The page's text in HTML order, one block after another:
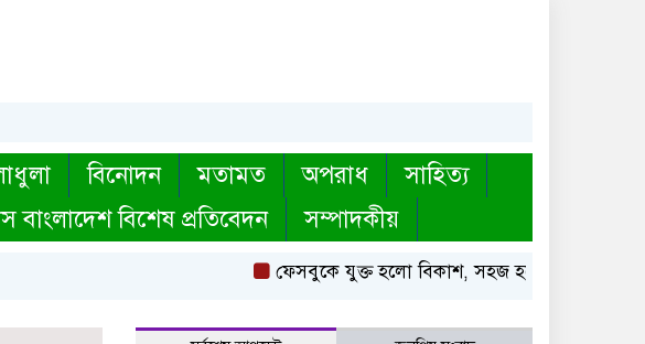
বিনোদন মতামত অপরাধ
সাহিত্য
বাংলাদেশ বিশেষ প্রতিবেদন সম্পাদকীয়
ফেসবুকে যুক্ত হলো বিকাশ, সহজ হলো ডিজিটাল পেমেন্ট